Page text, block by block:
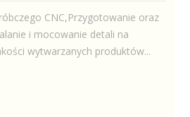
CNC,Przygotowanie oraz
i mocowanie detali na
wytwarzanych produktów...